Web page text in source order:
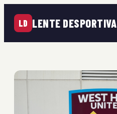
LD LENTE DESPORTIVA